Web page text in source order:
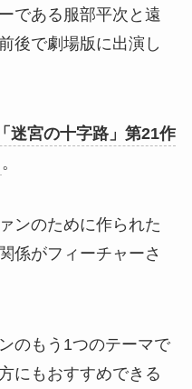
である服部平次と遠
後で劇場版に出演し
迷宮の十字路」第21作
。
ンのために作られた
係がフィーチャーさ
のもう1つのテーマで
にもおすすめできる